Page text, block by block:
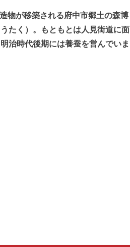
物が移築される府中市郷土の森博
たく）。もともとは人見街道に面
治時代後期には養蚕を営んでいま